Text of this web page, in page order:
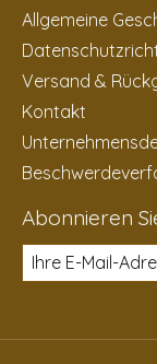
Allgemeine
Versand &
Kontakt
Abonnieren